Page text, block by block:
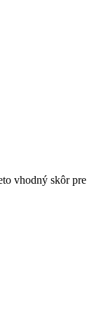
vhodný skôr pre